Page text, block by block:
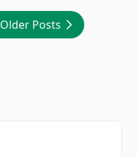
Older Posts